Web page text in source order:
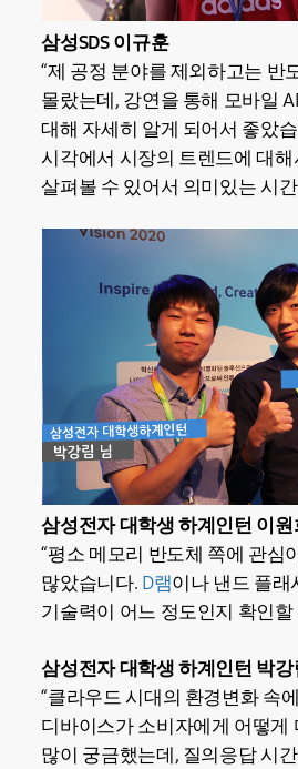
삼성SDS 이규훈
“제 공정 분야를 제외하고는 반
몰랐는데, 강연을 통해 모바일
대해 자세히 알게 되어서 좋았
시각에서 시장의 트렌드에 대해
살펴볼 수 있어서 의미있는 시
삼성전자 대학생 하계인턴 이원
“평소 메모리 반도체 쪽에 관심
많았습니다. D램이나 낸드 플래
기술력이 어느 정도인지 확인할
삼성전자 대학생 하계인턴 박강
“클라우드 시대의 환경변화 속
디바이스가 소비자에게 어떻게
많이 궁금했는데, 질의응답 시